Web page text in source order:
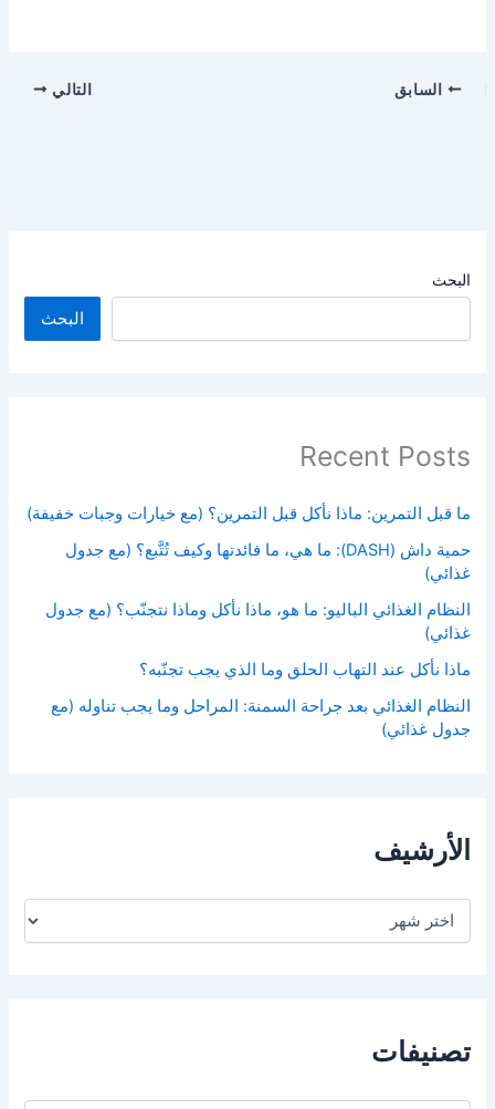
البحث
البحث
Recent Posts
ما قبل التمرين: ماذا نأكل قبل التمرين؟ (مع خيارات وجبات خفيفة)
حمية داش (DASH): ما هي، ما فائدتها وكيف تُتَّبع؟ (مع جدول
غذائي)
النظام الغذائي الباليو: ما هو، ماذا نأكل وماذا نتجنّب؟ (مع جدول
غذائي)
ماذا نأكل عند التهاب الحلق وما الذي يجب تجنّبه؟
النظام الغذائي بعد جراحة السمنة: المراحل وما يجب تناوله (مع
جدول غذائي)
الأرشيف
تصنيفات
السابق التالي